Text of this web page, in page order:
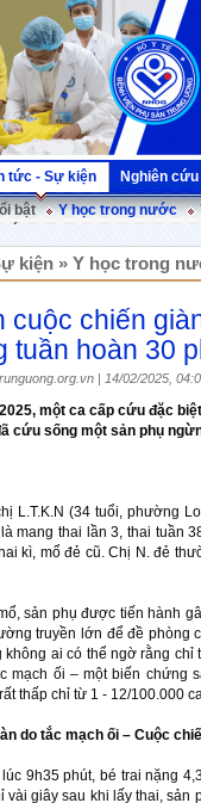
tức - Sự kiện Nghiên
bật
Y học trong nước
kiện » Y học trong
cuộc chiến
tuần hoàn 30
| 14/02/2025,
một ca cấp cứu đặc
cứu sống một sản phụ
L.T.K.N (34 tuổi, phường
mang thai lần 3, thai tuần
kì, mổ đẻ cũ. Chị N. đẻ
sản phụ được tiến hành
truyền lớn để đề phòng
không ai có thể ngờ rằng
mạch ối – một biến chứng
thấp chỉ từ 1 - 12/100.000
do tắc mạch ối – Cuộc
9h35 phút, bé trai nặng
vài giây sau khi lấy thai, sản